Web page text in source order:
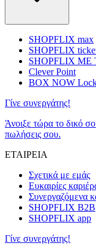
SHOPFLIX max
SHOPFLIX
SHOPFLIX
Clever Point
BOX NOW
Γίνε συνεργάτης!
Άνοιξε τώρα το δικό
πωλήσεις σου.
ΕΤΑΙΡΕΙΑ
Σχετικά με εμάς
Ευκαιρίες
Συνεργαζόμενα
SHOPFLIX B2B
SHOPFLIX app
Γίνε συνεργάτης!